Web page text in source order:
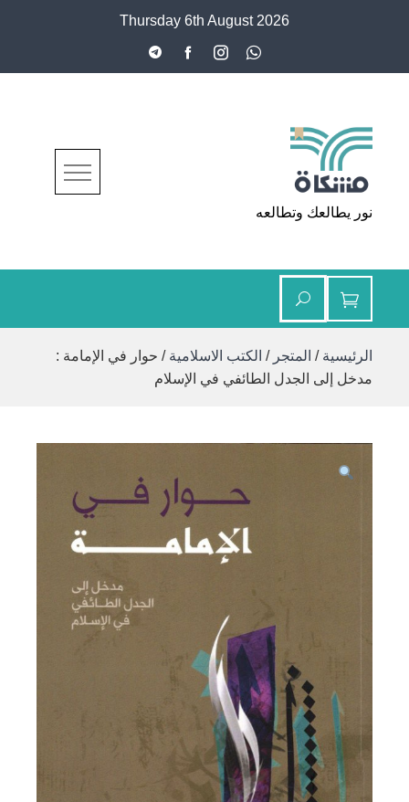
Thursday 6th August 2026
مشكاة
نور يطالعك وتطالعه
الرئيسية / المتجر / الكتب الاسلامية / حوار في الإمامة :
مدخل إلى الجدل الطائفي في الإسلام